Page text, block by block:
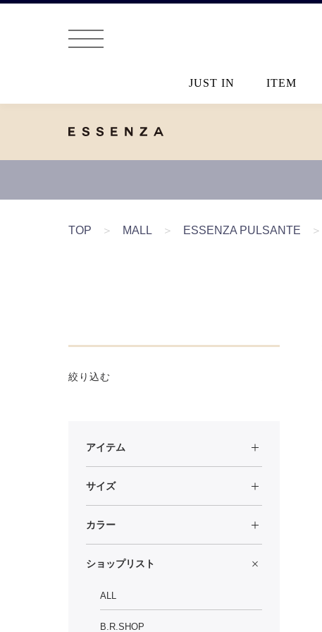
JUST IN ITEM
TOP ＞ MALL ＞ ESSENZA PULSANTE ＞
絞り込む
アイテム
サイズ
カラー
ショップリスト
ALL
B.R.SHOP